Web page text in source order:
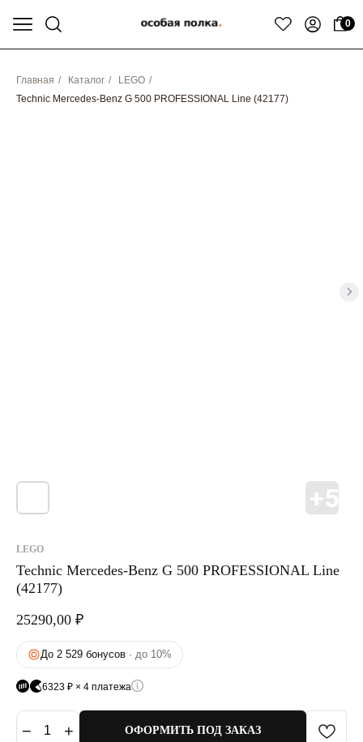
0
Главная / Каталог / LEGO /
Technic Mercedes-Benz G 500 PROFESSIONAL Line (42177)
Technic Mercedes-Benz G 500 PROFESSIONAL Line
(42177)
LEGO
25290,00 ₽
До 2 529 бонусов · до 10%
6323 ₽ × 4 платежа
− 1 + ОФОРМИТЬ ПОД ЗАКАЗ